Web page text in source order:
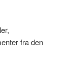
fra den